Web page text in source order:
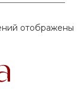
отображены